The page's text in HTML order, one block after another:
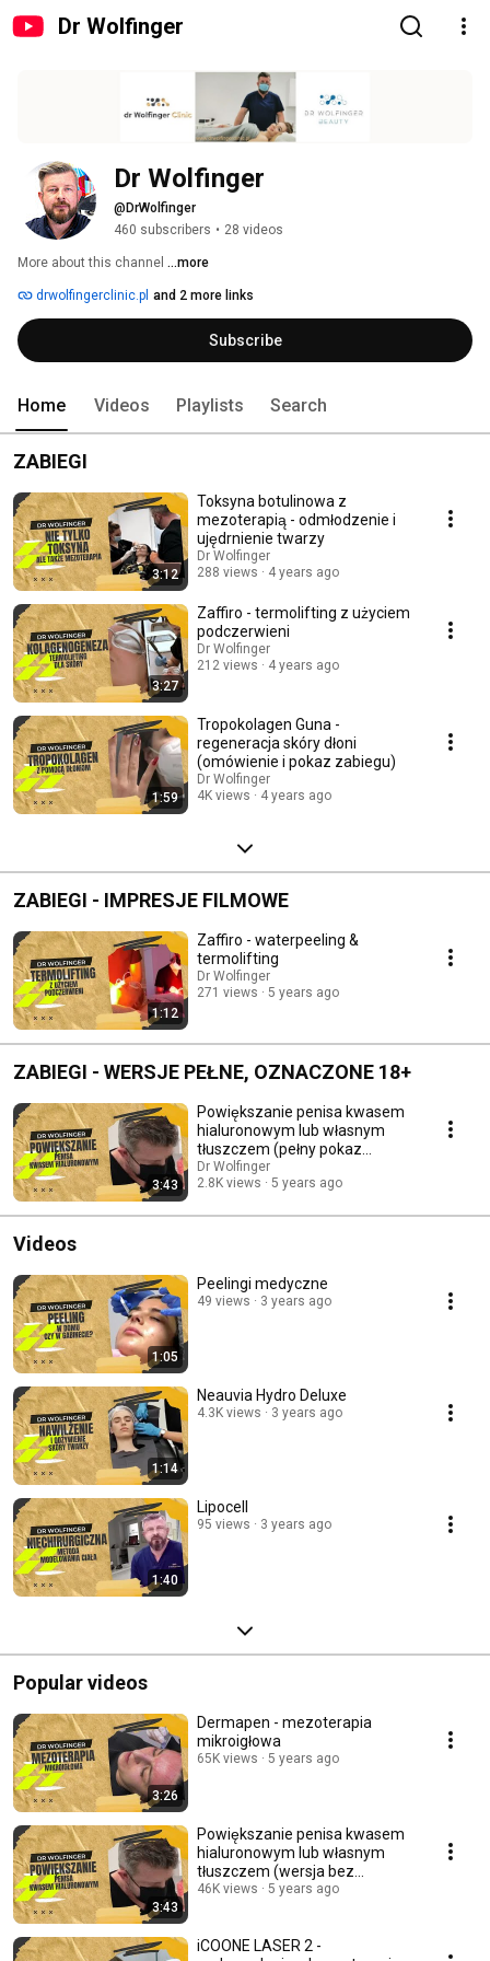
Dr Wolfinger
Dr Wolfinger
@DrWolfinger
460 subscribers • 28 videos
More about this channel ...more
drwolfingerclinic.pl and 2 more links
Subscribe
Home Videos Playlists Search
ZABIEGI
3:12
Toksyna botulinowa z
mezoterapią - odmłodzenie i
ujędrnienie twarzy
Dr Wolfinger
288 views
4 years ago
3:27
Zaffiro - termolifting z użyciem
podczerwieni
Dr Wolfinger
212 views
4 years ago
1:59
Tropokolagen Guna -
regeneracja skóry dłoni
(omówienie i pokaz zabiegu)
Dr Wolfinger
4K views
4 years ago
ZABIEGI - IMPRESJE FILMOWE
1:12
Zaffiro - waterpeeling &
termolifting
Dr Wolfinger
271 views
5 years ago
ZABIEGI - WERSJE PEŁNE, OZNACZONE 18+
3:43
Powiększanie penisa kwasem
hialuronowym lub własnym
tłuszczem (pełny pokaz
zabiegu z omówieniem)
Dr Wolfinger
2.8K views
5 years ago
Videos
1:05
Peelingi medyczne
49 views 3 years ago
1:14
Neauvia Hydro Deluxe
4.3K views 3 years ago
1:40
Lipocell
95 views 3 years ago
Popular videos
3:26
Dermapen - mezoterapia
mikroigłowa
65K views 5 years ago
3:43
Powiększanie penisa kwasem
hialuronowym lub własnym
tłuszczem (wersja bez
konieczności logowania)
46K views 5 years ago
iCOONE LASER 2 -